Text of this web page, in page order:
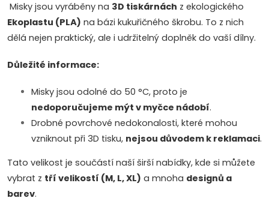
r
v
k
p
i
Misky jsou vyráběny na 3D tiskárnách z ekologického
Ekoplastu (PLA) na bázi kukuřičného škrobu. To z nich
dělá nejen praktický, ale i udržitelný doplněk do vaší dílny.
Důležité informace:
Misky jsou odolné do 50 °C, proto je
nedoporučujeme mýt v myčce nádobí.
Drobné povrchové nedokonalosti, které mohou
vzniknout při 3D tisku, nejsou důvodem k reklamaci.
Tato velikost je součástí naší širší nabídky, kde si můžete
vybrat z tří velikostí (M, L, XL) a mnoha designů a
barev.